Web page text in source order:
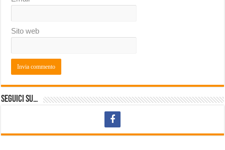
Sito web
Seguici su…